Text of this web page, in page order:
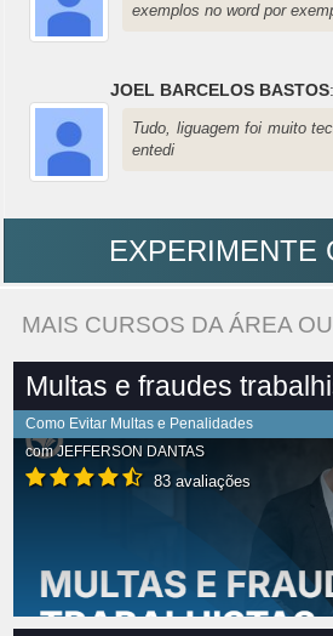
exemplos no word por
JOEL BARCELOS BASTOS:
Tudo, liguagem foi muito
entedi
EXPERIMENTE
MAIS CURSOS DA ÁREA
Multas e fraudes
Como Evitar Multas e Penalidades
comJEFFERSON DANTAS
83 avaliações